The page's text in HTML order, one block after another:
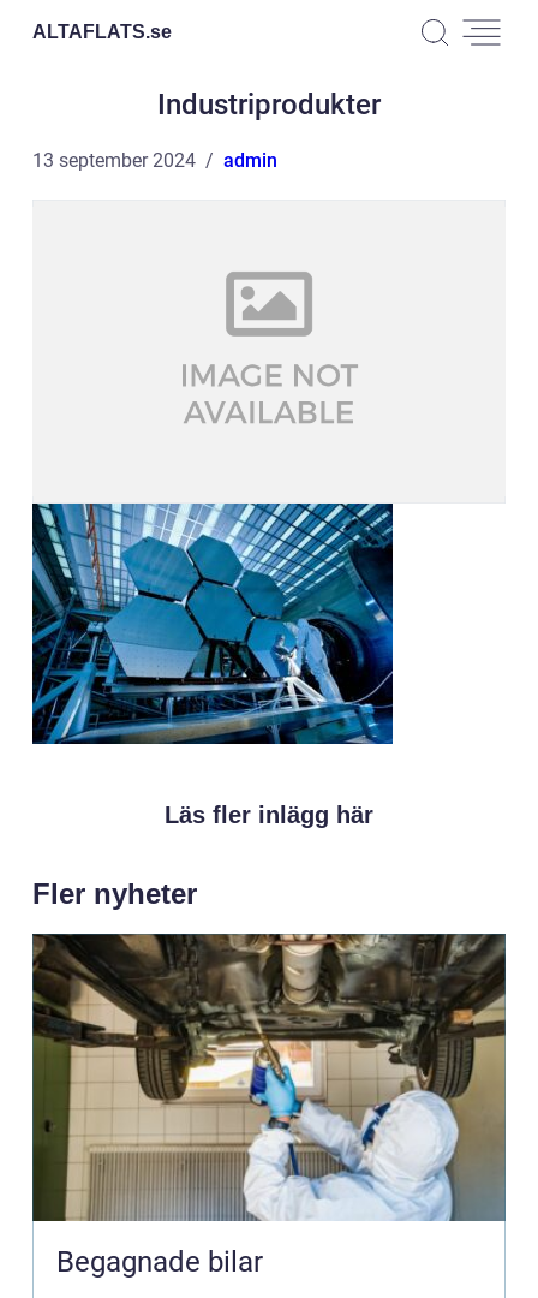
ALTAFLATS.se
Industriprodukter
13 september 2024 admin
Läs fler inlägg här
Fler nyheter
Begagnade bilar